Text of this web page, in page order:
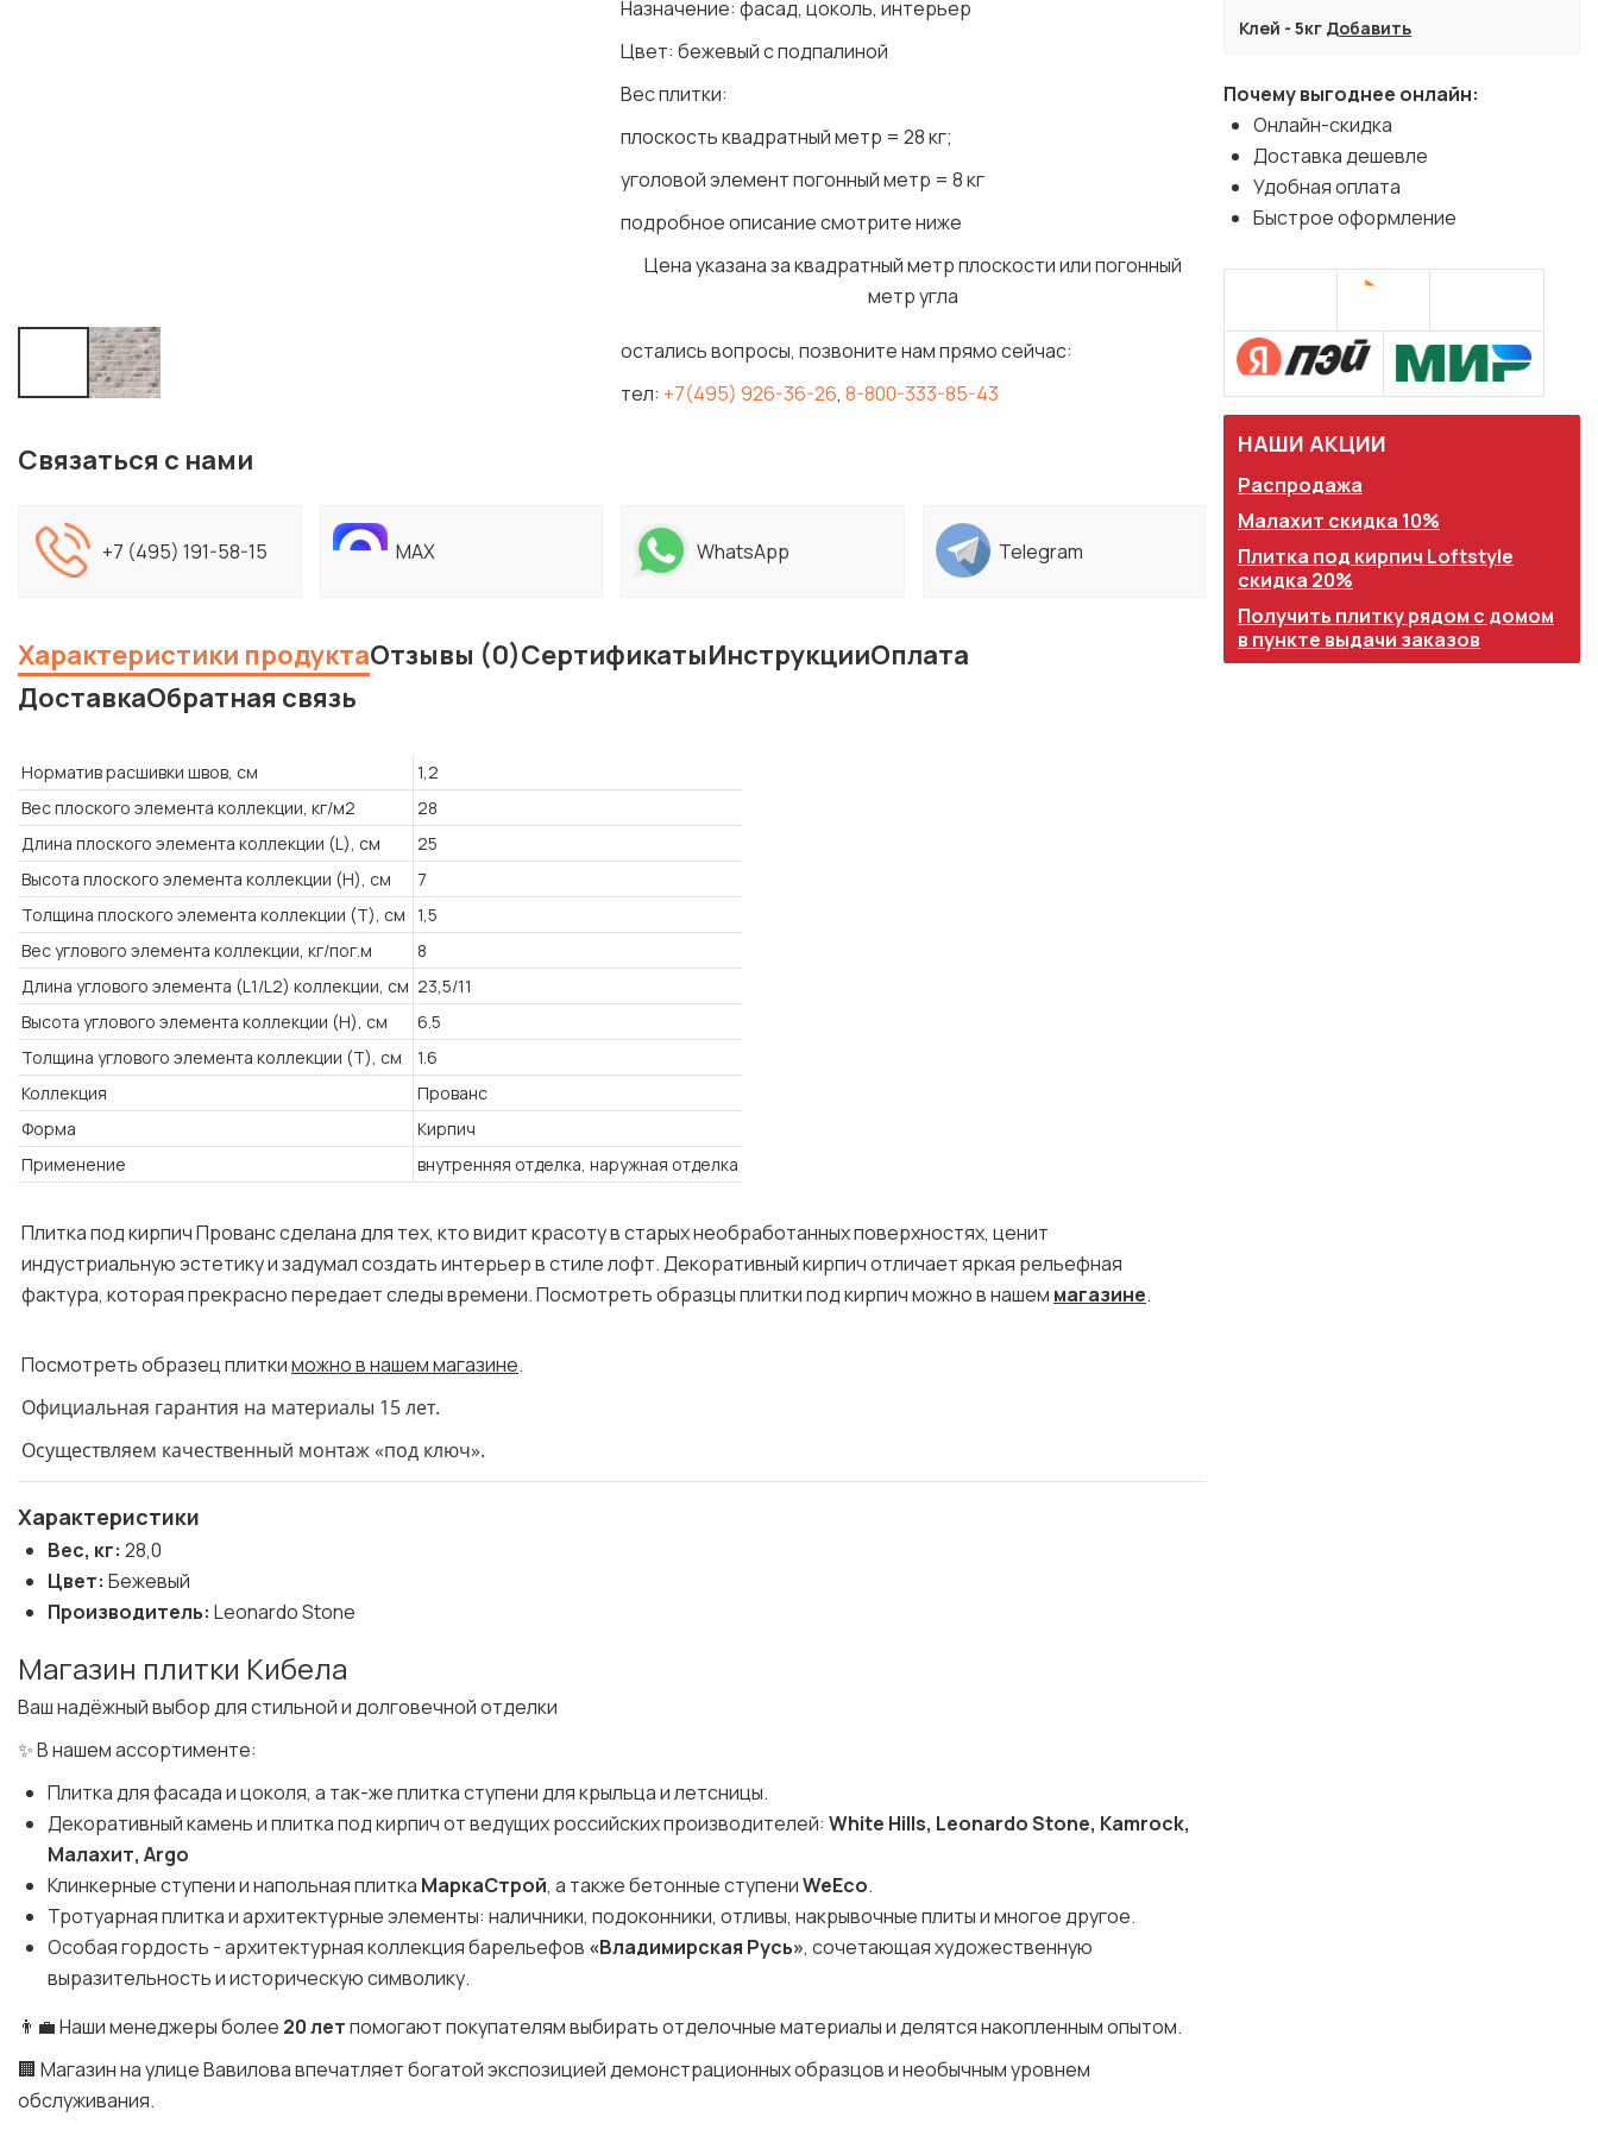
Назначение: фасад, цоколь, интерьер
Цвет: бежевый с подпалиной
Вес плитки:
плоскость квадратный метр = 28 кг;
уголовой элемент погонный метр = 8 кг
подробное описание смотрите ниже
Цена указана за квадратный метр плоскости или погонный
метр угла
остались вопросы, позвоните нам прямо сейчас:
тел: +7(495) 926-36-26, 8-800-333-85-43
Клей - 5кг Добавить
Почему выгоднее онлайн:
Онлайн-скидка
Доставка дешевле
Удобная оплата
Быстрое оформление
НАШИ АКЦИИ
Распродажа
Малахит скидка 10%
Плитка под кирпич Loftstyle
скидка 20%
Получить плитку рядом с домом
в пункте выдачи заказов
Связаться с нами
+7 (495) 191-58-15 MAX WhatsApp Telegram
Характеристики продуктаОтзывы (0)СертификатыИнструкцииОплата
ДоставкаОбратная связь
Норматив расшивки швов, см
1,2
Вес плоского элемента коллекции, кг/м2
28
Длина плоского элемента коллекции (L), см
25
Высота плоского элемента коллекции (H), см
7
Толщина плоского элемента коллекции (T), см 1,5
Вес углового элемента коллекции, кг/пог.м
8
Длина углового элемента (L1/L2) коллекции, см 23,5/11
Высота углового элемента коллекции (H), см
6.5
Толщина углового элемента коллекции (T), см
1.6
Коллекция
Прованс
Форма
Кирпич
Применение
внутренняя отделка, наружная отделка
Плитка под кирпич Прованс сделана для тех, кто видит красоту в старых необработанных поверхностях, ценит
индустриальную эстетику и задумал создать интерьер в стиле лофт. Декоративный кирпич отличает яркая рельефная
фактура, которая прекрасно передает следы времени. Посмотреть образцы плитки под кирпич можно в нашем магазине.
Посмотреть образец плиткиможно в нашем магазине.
Официальная гарантия на материалы 15 лет.
Осуществляем качественный монтаж «под ключ».
Характеристики
Вес, кг: 28,0
Цвет: Бежевый
Производитель: Leonardo Stone
Магазин плитки Кибела
Ваш надёжный выбор для стильной и долговечной отделки
✨ В нашем ассортименте:
Плитка для фасада и цоколя, а так-же плитка ступени для крыльца и летсницы.
Декоративный камень и плитка под кирпич от ведущих российских производителей: White Hills, Leonardo Stone, Kamrock,
Малахит, Argo
Клинкерные ступени и напольная плитка МаркаСтрой, а также бетонные ступениWeEco.
Тротуарная плитка и архитектурные элементы: наличники, подоконники, отливы, накрывочные плиты и многое другое.
Особая гордость - архитектурная коллекция барельефов «Владимирская Русь», сочетающая художественную
выразительность и историческую символику.
👨‍💼 Наши менеджеры более 20 летпомогают покупателям выбирать отделочные материалы и делятся накопленным опытом.
🏢 Магазин на улице Вавилова впечатляет богатой экспозицией демонстрационных образцов и необычным уровнем
обслуживания.